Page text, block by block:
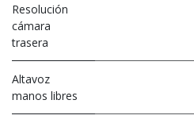
Resolución
cámara
trasera
Altavoz
manos libres